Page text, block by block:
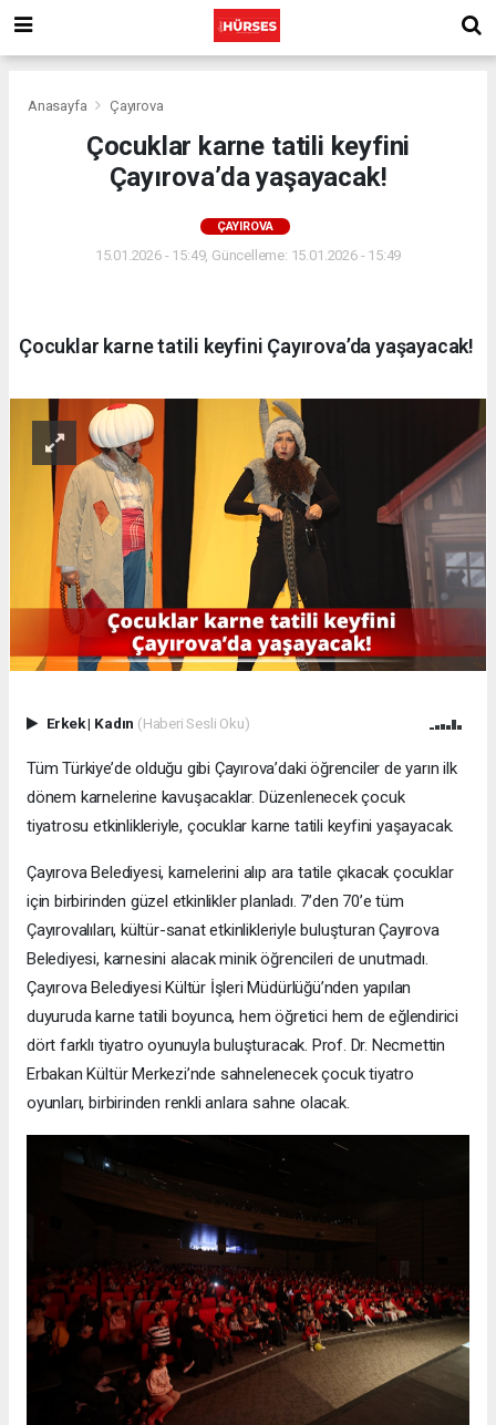
Anasayfa Çayırova
Çocuklar karne tatili keyfini
Çayırova’da yaşayacak!
ÇAYIROVA
15.01.2026 - 15:49, Güncelleme: 15.01.2026 - 15:49
Çocuklar karne tatili keyfini Çayırova’da yaşayacak!
Erkek| Kadın (Haberi Sesli Oku)
Tüm Türkiye’de olduğu gibi Çayırova’daki öğrenciler de yarın ilk
dönem karnelerine kavuşacaklar. Düzenlenecek çocuk
tiyatrosu etkinlikleriyle, çocuklar karne tatili keyfini yaşayacak.
Çayırova Belediyesi, karnelerini alıp ara tatile çıkacak çocuklar
için birbirinden güzel etkinlikler planladı. 7’den 70’e tüm
Çayırovalıları, kültür-sanat etkinlikleriyle buluşturan Çayırova
Belediyesi, karnesini alacak minik öğrencileri de unutmadı.
Çayırova Belediyesi Kültür İşleri Müdürlüğü’nden yapılan
duyuruda karne tatili boyunca, hem öğretici hem de eğlendirici
dört farklı tiyatro oyunuyla buluşturacak. Prof. Dr. Necmettin
Erbakan Kültür Merkezi’nde sahnelenecek çocuk tiyatro
oyunları, birbirinden renkli anlara sahne olacak.